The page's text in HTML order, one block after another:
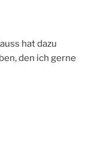
hat dazu
den ich gerne